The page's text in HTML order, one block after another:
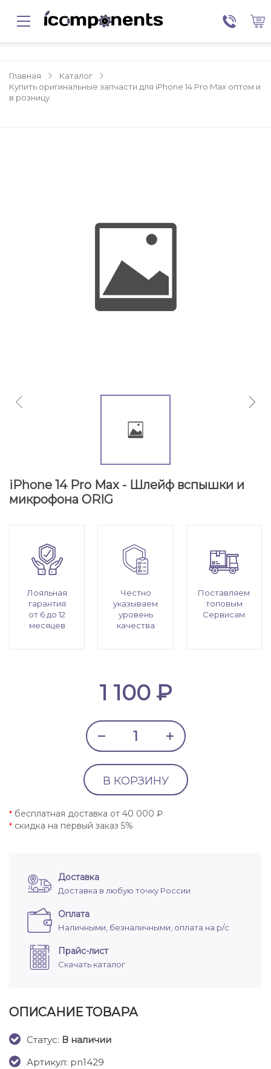
Главная
Каталог
Купить оригинальные запчасти для iPhone 14 Pro Max оптом и
в розницу
iPhone 14 Pro Max - Шлейф вспышки и
микрофона ORIG
Лояльная
гарантия
от 6 до 12
месяцев
Честно
указываем
уровень
качества
Поставляем
топовым
Сервисам
1 100 ₽
В КОРЗИНУ
* бесплатная доставка от 40 000 ₽
* скидка на первый заказ 5%
Доставка
Доставка в любую точку России
Оплата
Наличными, безналичными, оплата на р/с
Прайс-лист
Скачать каталог
ОПИСАНИЕ ТОВАРА
Cтатус: В наличии
Артикул: pn1429